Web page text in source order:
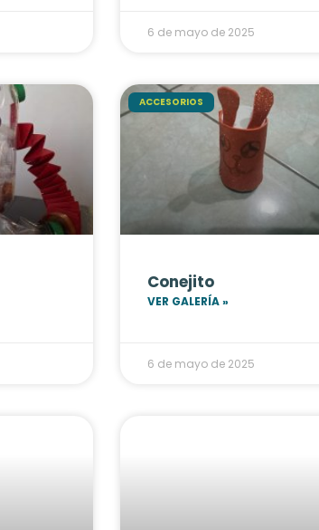
6 de mayo de 2025
ACCESORIOS
Conejito
VER GALERÍA »
6 de mayo de 2025